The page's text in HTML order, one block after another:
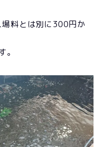
料とは別に300円か